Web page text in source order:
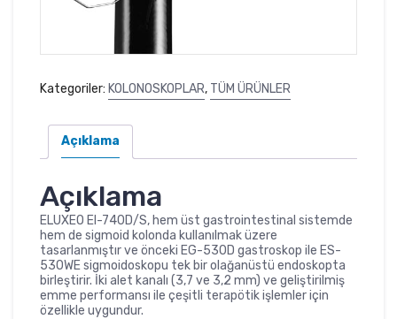
Kategoriler: KOLONOSKOPLAR, TÜM ÜRÜNLER
Açıklama
Açıklama
ELUXEO El-740D/S, hem üst gastrointestinal sistemde
hem de sigmoid kolonda kullanılmak üzere
tasarlanmıştır ve önceki EG-530D gastroskop ile ES-
530WE sigmoidoskopu tek bir olağanüstü endoskopta
birleştirir. İki alet kanalı (3,7 ve 3,2 mm) ve geliştirilmiş
emme performansı ile çeşitli terapötik işlemler için
özellikle uygundur.